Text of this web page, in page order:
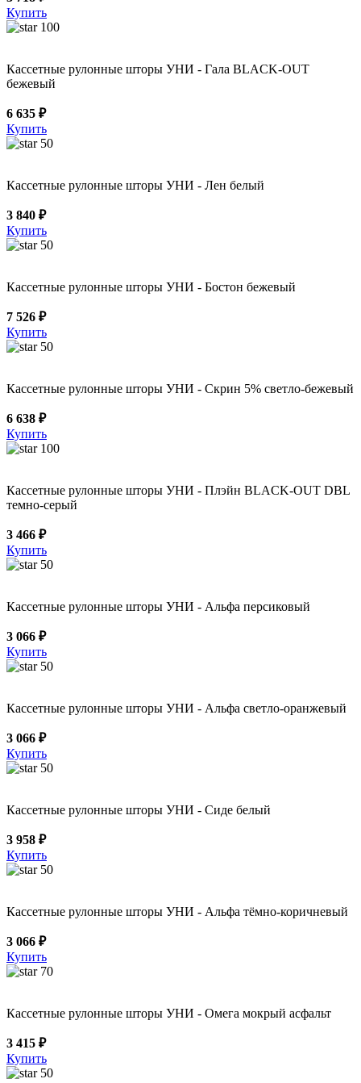
Купить
100
Кассетные рулонные шторы УНИ - Гала BLACK-OUT
бежевый
6 635 ₽
Купить
50
Кассетные рулонные шторы УНИ - Лен белый
3 840 ₽
Купить
50
Кассетные рулонные шторы УНИ - Бостон бежевый
7 526 ₽
Купить
50
Кассетные рулонные шторы УНИ - Скрин 5% светло-бежевый
6 638 ₽
Купить
100
Кассетные рулонные шторы УНИ - Плэйн BLACK-OUT DBL
темно-серый
3 466 ₽
Купить
50
Кассетные рулонные шторы УНИ - Альфа персиковый
3 066 ₽
Купить
50
Кассетные рулонные шторы УНИ - Альфа светло-оранжевый
3 066 ₽
Купить
50
Кассетные рулонные шторы УНИ - Сиде белый
3 958 ₽
Купить
50
Кассетные рулонные шторы УНИ - Альфа тёмно-коричневый
3 066 ₽
Купить
70
Кассетные рулонные шторы УНИ - Омега мокрый асфальт
3 415 ₽
Купить
50